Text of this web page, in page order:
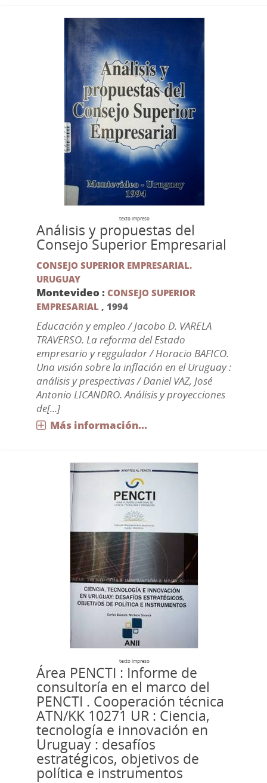
texto impreso
Análisis y propuestas del
Consejo Superior Empresarial
CONSEJO SUPERIOR EMPRESARIAL.
URUGUAY
Montevideo : CONSEJO SUPERIOR
EMPRESARIAL, 1994
Educación y empleo / Jacobo D. VARELA
TRAVERSO. La reforma del Estado
empresario y reggulador / Horacio BAFICO.
Una visión sobre la inflación en el Uruguay :
análisis y prespectivas / Daniel VAZ, José
Antonio LICANDRO. Análisis y proyecciones
de[...]
Más información...
texto impreso
Área PENCTI : Informe de
consultoría en el marco del
PENCTI . Cooperación técnica
ATN/KK 10271 UR : Ciencia,
tecnología e innovación en
Uruguay : desafíos
estratégicos, objetivos de
política e instrumentos